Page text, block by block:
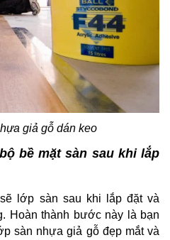
giả gỗ dán keo
bề mặt sàn sau khi lắp
lớp sàn sau khi lắp đặt và
Hoàn thành bước này là bạn
sàn nhựa giả gỗ đẹp mắt và